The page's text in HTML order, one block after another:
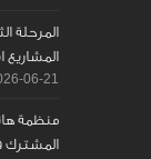
المرحلة
06-21
منظمة
المشترك